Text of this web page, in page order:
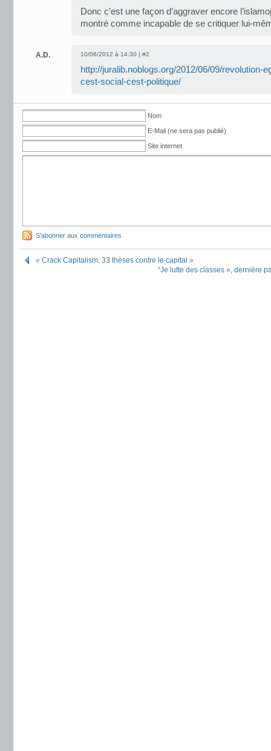
Donc c’est une façon d’aggraver encore
montré comme incapable de se critiquer lui-
A.D. 10/06/2012 à 14:30 | #2
http://juralib.noblogs.org/2012/06/09/revolution-
cest-social-cest-politique/
Nom
E-Mail (ne sera pas publié)
Site internet
S'abonner aux commentaires
« Crack Capitalism. 33 thèses contre le capital »
“Je lutte des classes », dernière